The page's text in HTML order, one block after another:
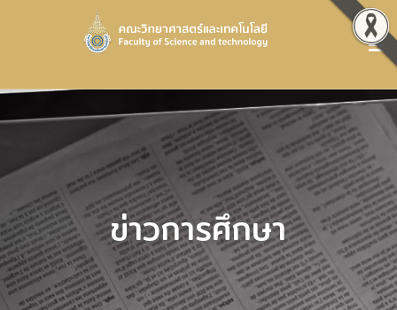
ข่าวการศึกษา